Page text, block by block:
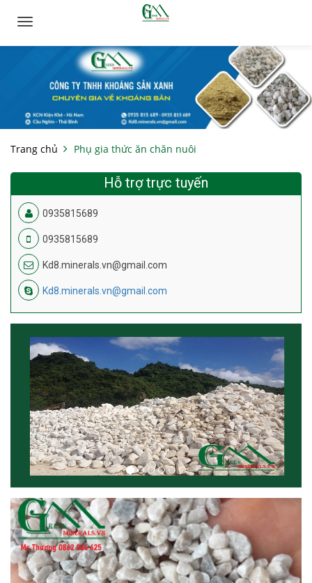
Toggle
Trang chủ Phụ gia thức ăn chăn nuôi
Hỗ trợ trực tuyến
0935815689
0935815689
Kd8.minerals.vn@gmail.com
Kd8.minerals.vn@gmail.com